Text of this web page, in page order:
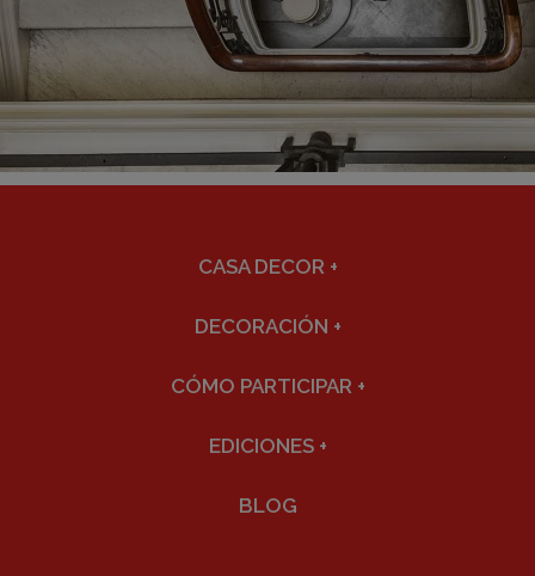
CASA DECOR +
DECORACIÓN +
CÓMO PARTICIPAR +
EDICIONES +
BLOG